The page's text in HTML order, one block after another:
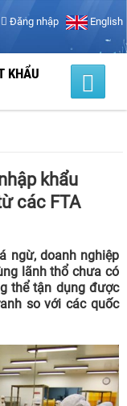
Đăng nhập English
KHẨU
khẩu
các FTA
ngừ, doanh nghiệp
lãnh thổ chưa có
thể tận dụng được
so với các quốc